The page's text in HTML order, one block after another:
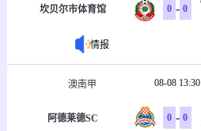
坎贝尔市体育馆 0 - 0
情报
澳南甲 08-08 13:30
阿德莱德SC 0 - 0